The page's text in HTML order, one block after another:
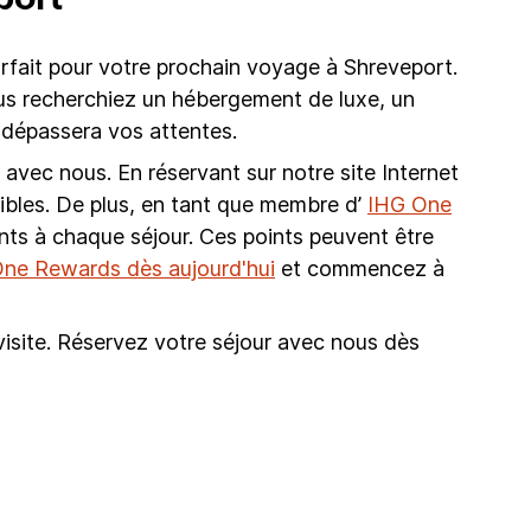
pour votre prochain voyage à Shreveport.
recherchiez un hébergement de luxe, un
vos attentes.
nous. En réservant sur notre site Internet
De plus, en tant que membre d’ IHG One
à chaque séjour. Ces points peuvent être
Rewards dès aujourd'hui et commencez à
Réservez votre séjour avec nous dès